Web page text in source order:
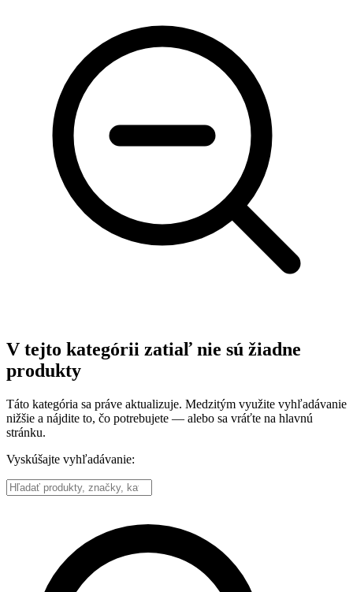
V tejto kategórii zatiaľ nie sú žiadne
produkty
Táto kategória sa práve aktualizuje. Medzitým využite vyhľadávanie
nižšie a nájdite to, čo potrebujete — alebo sa vráťte na hlavnú
stránku.
Vyskúšajte vyhľadávanie: